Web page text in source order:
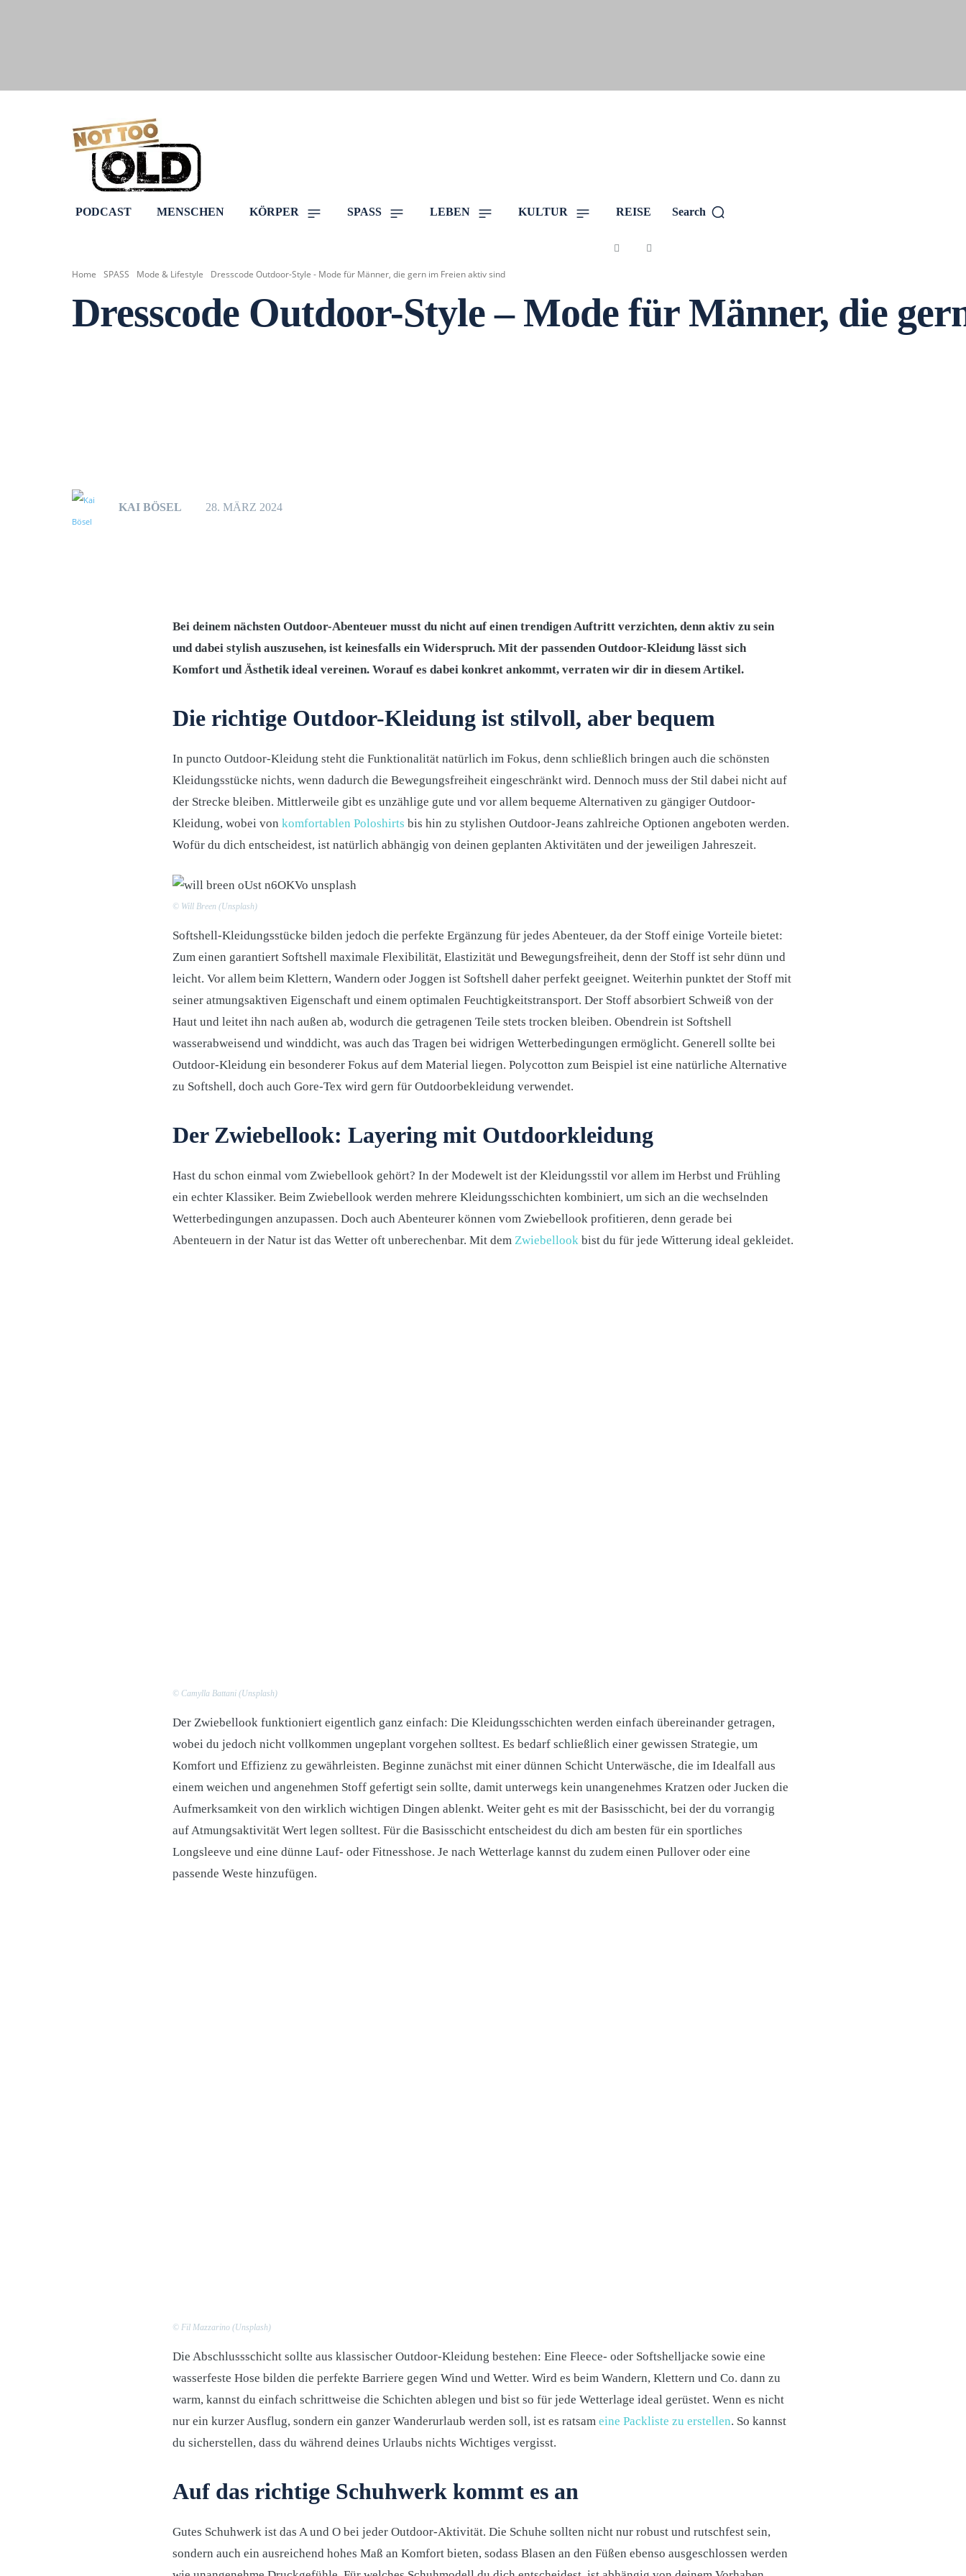
PODCAST MENSCHEN KÖRPER SPASS LEBEN KULTUR REISE Search
Home SPASS Mode & Lifestyle Dresscode Outdoor-Style - Mode für Männer, die gern im Freien aktiv sind
Dresscode Outdoor-Style – Mode für Männer, die
KAI BÖSEL 28. MÄRZ 2024
Bei deinem nächsten Outdoor-Abenteuer musst du nicht auf einen trendigen Auftritt verzichten, denn aktiv zu sein
und dabei stylish auszusehen, ist keinesfalls ein Widerspruch. Mit der passenden Outdoor-Kleidung lässt sich
Komfort und Ästhetik ideal vereinen. Worauf es dabei konkret ankommt, verraten wir dir in diesem Artikel.
Die richtige Outdoor-Kleidung ist stilvoll, aber bequem
In puncto Outdoor-Kleidung steht die Funktionalität natürlich im Fokus, denn schließlich bringen auch die schönsten
Kleidungsstücke nichts, wenn dadurch die Bewegungsfreiheit eingeschränkt wird. Dennoch muss der Stil dabei nicht auf
der Strecke bleiben. Mittlerweile gibt es unzählige gute und vor allem bequeme Alternativen zu gängiger Outdoor-
Kleidung, wobei von komfortablen Poloshirts bis hin zu stylishen Outdoor-Jeans zahlreiche Optionen angeboten werden.
Wofür du dich entscheidest, ist natürlich abhängig von deinen geplanten Aktivitäten und der jeweiligen Jahreszeit.
© Will Breen (Unsplash)
Softshell-Kleidungsstücke bilden jedoch die perfekte Ergänzung für jedes Abenteuer, da der Stoff einige Vorteile bietet:
Zum einen garantiert Softshell maximale Flexibilität, Elastizität und Bewegungsfreiheit, denn der Stoff ist sehr dünn und
leicht. Vor allem beim Klettern, Wandern oder Joggen ist Softshell daher perfekt geeignet. Weiterhin punktet der Stoff mit
seiner atmungsaktiven Eigenschaft und einem optimalen Feuchtigkeitstransport. Der Stoff absorbiert Schweiß von der
Haut und leitet ihn nach außen ab, wodurch die getragenen Teile stets trocken bleiben. Obendrein ist Softshell
wasserabweisend und winddicht, was auch das Tragen bei widrigen Wetterbedingungen ermöglicht. Generell sollte bei
Outdoor-Kleidung ein besonderer Fokus auf dem Material liegen. Polycotton zum Beispiel ist eine natürliche Alternative
zu Softshell, doch auch Gore-Tex wird gern für Outdoorbekleidung verwendet.
Der Zwiebellook: Layering mit Outdoorkleidung
Hast du schon einmal vom Zwiebellook gehört? In der Modewelt ist der Kleidungsstil vor allem im Herbst und Frühling
ein echter Klassiker. Beim Zwiebellook werden mehrere Kleidungsschichten kombiniert, um sich an die wechselnden
Wetterbedingungen anzupassen. Doch auch Abenteurer können vom Zwiebellook profitieren, denn gerade bei
Abenteuern in der Natur ist das Wetter oft unberechenbar. Mit dem Zwiebellook bist du für jede Witterung ideal gekleidet.
© Camylla Battani (Unsplash)
Der Zwiebellook funktioniert eigentlich ganz einfach: Die Kleidungsschichten werden einfach übereinander getragen,
wobei du jedoch nicht vollkommen ungeplant vorgehen solltest. Es bedarf schließlich einer gewissen Strategie, um
Komfort und Effizienz zu gewährleisten. Beginne zunächst mit einer dünnen Schicht Unterwäsche, die im Idealfall aus
einem weichen und angenehmen Stoff gefertigt sein sollte, damit unterwegs kein unangenehmes Kratzen oder Jucken die
Aufmerksamkeit von den wirklich wichtigen Dingen ablenkt. Weiter geht es mit der Basisschicht, bei der du vorrangig
auf Atmungsaktivität Wert legen solltest. Für die Basisschicht entscheidest du dich am besten für ein sportliches
Longsleeve und eine dünne Lauf- oder Fitnesshose. Je nach Wetterlage kannst du zudem einen Pullover oder eine
passende Weste hinzufügen.
© Fil Mazzarino (Unsplash)
Die Abschlussschicht sollte aus klassischer Outdoor-Kleidung bestehen: Eine Fleece- oder Softshelljacke sowie eine
wasserfeste Hose bilden die perfekte Barriere gegen Wind und Wetter. Wird es beim Wandern, Klettern und Co. dann zu
warm, kannst du einfach schrittweise die Schichten ablegen und bist so für jede Wetterlage ideal gerüstet. Wenn es nicht
nur ein kurzer Ausflug, sondern ein ganzer Wanderurlaub werden soll, ist es ratsam eine Packliste zu erstellen. So kannst
du sicherstellen, dass du während deines Urlaubs nichts Wichtiges vergisst.
Auf das richtige Schuhwerk kommt es an
Gutes Schuhwerk ist das A und O bei jeder Outdoor-Aktivität. Die Schuhe sollten nicht nur robust und rutschfest sein,
sondern auch ein ausreichend hohes Maß an Komfort bieten, sodass Blasen an den Füßen ebenso ausgeschlossen werden